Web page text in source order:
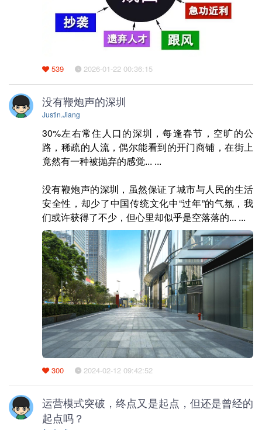
539 2026-01-22 00:36:15
没有鞭炮声的深圳
Justin.Jiang
30%左右常住人口的深圳，每逢春节，空旷的公
路，稀疏的人流，偶尔能看到的开门商铺，在街上
竟然有一种被抛弃的感觉... ...
没有鞭炮声的深圳，虽然保证了城市与人民的生活
安全性，却少了中国传统文化中“过年”的气氛，我
们或许获得了不少，但心里却似乎是空落落的... ...
300 2024-02-12 09:42:52
运营模式突破，终点又是起点，但还是曾经的
起点吗？